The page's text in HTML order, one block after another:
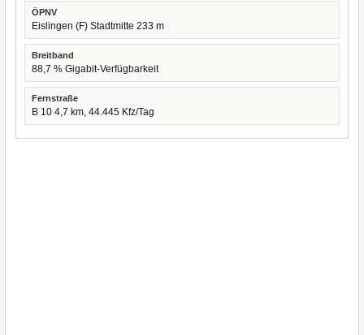
ÖPNV
Eislingen (F) Stadtmitte 233 m
Breitband
88,7 % Gigabit-Verfügbarkeit
Fernstraße
B 10 4,7 km, 44.445 Kfz/Tag